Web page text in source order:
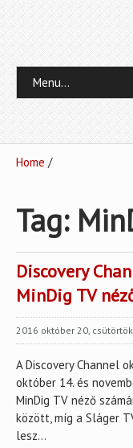
Menu...
Home /
Tag:
Discovery
MinDig TV
2016 október 20, csütörtök
A Discovery Channel
október 14. és
MinDig TV néző
között, míg a Sláger
lesz…